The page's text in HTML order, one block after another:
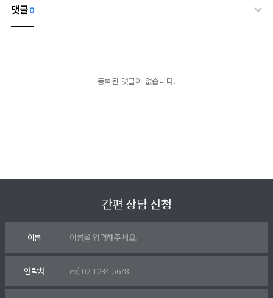
댓글0
등록된 댓글이 없습니다.
간편 상담 신청
이름
연락처